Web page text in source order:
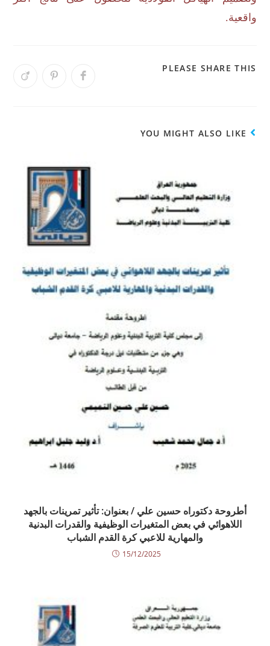
واقعية.
PLEASE SHARE THIS
YOU MIGHT ALSO LIKE
أطروحة دكتوراه حسين علي / بعنوان: تأثير تمرينات بالجهد
اللاهوائي في بعض المتغيرات الوظيفية والقدرات البدنية
والمهارية للاعبي كرة القدم الشباب
15/12/2025